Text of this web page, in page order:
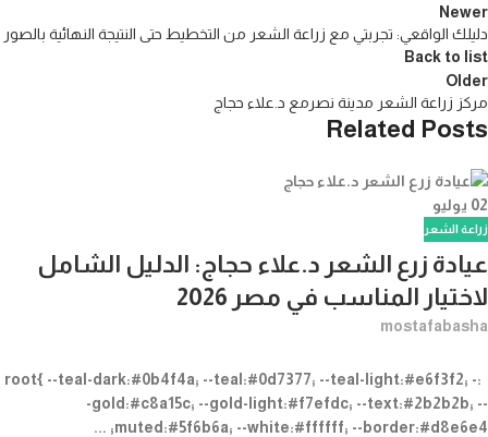
Newer
دليلك الواقعي: تجربتي مع زراعة الشعر من التخطيط حتى النتيجة النهائية بالصور
Back to list
Older
مركز زراعة الشعر مدينة نصرمع د.علاء حجاج
Related Posts
02 يوليو
زراعة الشعر
عيادة زرع الشعر د.علاء حجاج: الدليل الشامل
لاختيار المناسب في مصر 2026
mostafabasha
:root{ --teal-dark:#0b4f4a; --teal:#0d7377; --teal-light:#e6f3f2; -
-gold:#c8a15c; --gold-light:#f7efdc; --text:#2b2b2b; --
muted:#5f6b6a; --white:#ffffff; --border:#d8e6e4; ...